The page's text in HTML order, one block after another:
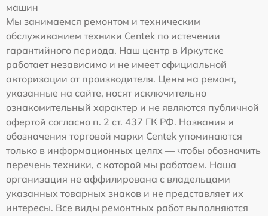
машин
Мы занимаемся ремонтом и техническим
обслуживанием техники Centek по истечении
гарантийного периода. Наш центр в Иркутске
работает независимо и не имеет официальной
авторизации от производителя. Цены на ремонт,
указанные на сайте, носят исключительно
ознакомительный характер и не являются публичной
офертой согласно п. 2 ст. 437 ГК РФ. Названия и
обозначения торговой марки Centek упоминаются
только в информационных целях — чтобы обозначить
перечень техники, с которой мы работаем. Наша
организация не аффилирована с владельцами
указанных товарных знаков и не представляет их
интересы. Все виды ремонтных работ выполняются